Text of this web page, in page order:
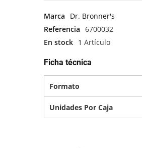
Marca
Dr. Bronner's
Referencia 6700032
En stock 1 Artículo
Ficha técnica
Formato
Unidades Por Caja